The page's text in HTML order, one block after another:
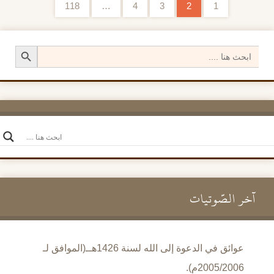
تصفح الإدراجات
1
2
3
4
…
118
Search
for:
Search Button
آخر الصَّوتيات
عوائق في الدعوة إلى الله لسنة 1426هــ(الموافق لـ
2005/2006م).